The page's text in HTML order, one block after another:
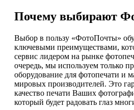
Почему выбирают
Выбор в пользу «ФотоПочты»
ключевыми преимуществами,
сервис лидером на рынке
очередь, мы используем только
оборудование для фотопечати и
мировых производителей. Это
качество печати Ваших
который будет радовать глаз